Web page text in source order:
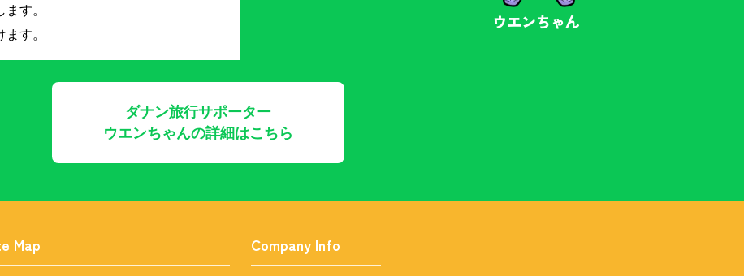
す。
す。
ウエンちゃん
ダナン旅行サポーター
ウエンちゃんの詳細はこちら
Map Company Info